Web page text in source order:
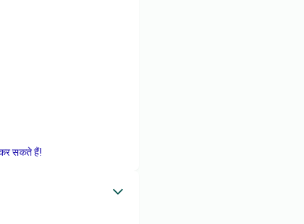
सकते हैं!